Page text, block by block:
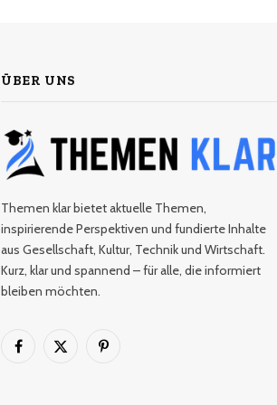
ÜBER UNS
Themen klar bietet aktuelle Themen,
inspirierende Perspektiven und fundierte Inhalte
aus Gesellschaft, Kultur, Technik und Wirtschaft.
Kurz, klar und spannend – für alle, die informiert
bleiben möchten.
Facebook
X
Pinterest